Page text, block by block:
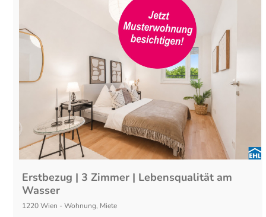
Erstbezug | 3 Zimmer | Lebensqualität am
Wasser
1220 Wien -Wohnung, Miete